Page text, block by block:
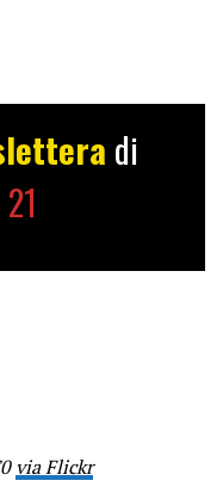
di
21
via Flickr